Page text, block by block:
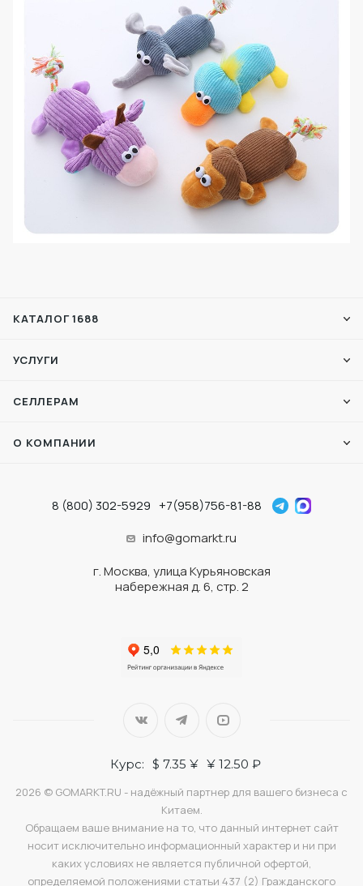
КАТАЛОГ 1688
УСЛУГИ
СЕЛЛЕРАМ
О КОМПАНИИ
8 (800) 302-5929 +7(958)756-81-88
info@gomarkt.ru
г. Москва, улица Курьяновская
набережная д. 6, стр. 2
Курс: $ 7.35 ¥ ¥ 12.50 ₽
2026 © GOMARKT.RU - надёжный партнер для вашего бизнеса с
Китаем.
Обращаем ваше внимание на то, что данный интернет сайт
носит исключительно информационный характер и ни при
каких условиях не является публичной офертой,
определяемой положениями статьи 437 (2) Гражданского